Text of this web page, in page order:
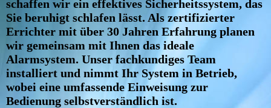
schaffen wir ein effektives Sicherheitssystem, das
Sie beruhigt schlafen lässt. Als zertifizierter
Errichter mit über 30 Jahren Erfahrung planen
wir gemeinsam mit Ihnen das ideale
Alarmsystem. Unser fachkundiges Team
installiert und nimmt Ihr System in Betrieb,
wobei eine umfassende Einweisung zur
Bedienung selbstverständlich ist.